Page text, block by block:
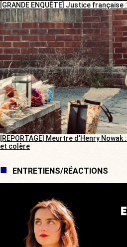
[GRANDE ENQUÊTE] Justice
[REPORTAGE] Meurtre d’Henry
et colère
ENTRETIENS/RÉACTIONS